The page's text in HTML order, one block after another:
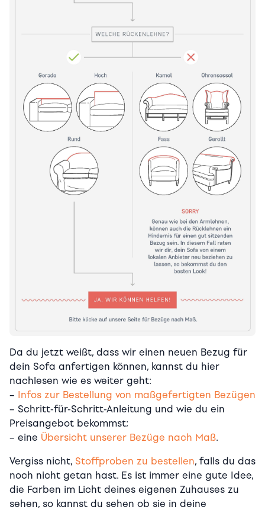
Da du jetzt weißt, dass wir einen neuen Bezug für
dein Sofa anfertigen können, kannst du hier
nachlesen wie es weiter geht:
– Infos zur Bestellung von maßgefertigten Bezügen
– Schritt-für-Schritt-Anleitung und wie du ein
Preisangebot bekommst;
– eine Übersicht unserer Bezüge nach Maß.
Vergiss nicht, Stoffproben zu bestellen, falls du das
noch nicht getan hast. Es ist immer eine gute Idee,
die Farben im Licht deines eigenen Zuhauses zu
sehen, so kannst du sehen ob sie in deine